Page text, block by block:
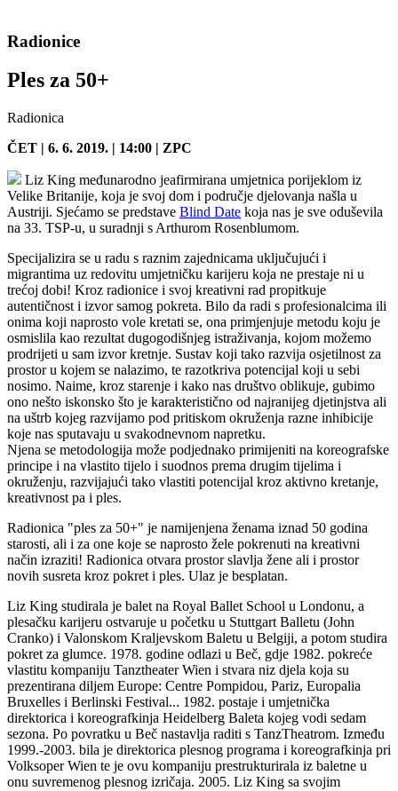
Radionice
Ples za 50+
Radionica
ČET | 6. 6. 2019. | 14:00 | ZPC
Liz King međunarodno jeafirmirana umjetnica porijeklom iz
Velike Britanije, koja je svoj dom i područje djelovanja našla u
Austriji. Sjećamo se predstave Blind Date koja nas je sve oduševila
na 33. TSP-u, u suradnji s Arthurom Rosenblumom.
Specijalizira se u radu s raznim zajednicama uključujući i
migrantima uz redovitu umjetničku karijeru koja ne prestaje ni u
trećoj dobi! Kroz radionice i svoj kreativni rad propitkuje
autentičnost i izvor samog pokreta. Bilo da radi s profesionalcima ili
onima koji naprosto vole kretati se, ona primjenjuje metodu koju je
osmislila kao rezultat dugogodišnjeg istraživanja, kojom možemo
prodrijeti u sam izvor kretnje. Sustav koji tako razvija osjetilnost za
prostor u kojem se nalazimo, te razotkriva potencijal koji u sebi
nosimo. Naime, kroz starenje i kako nas društvo oblikuje, gubimo
ono nešto iskonsko što je karakteristično od najranijeg djetinjstva ali
na uštrb kojeg razvijamo pod pritiskom okruženja razne inhibicije
koje nas sputavaju u svakodnevnom napretku.
Njena se metodologija može podjednako primijeniti na koreografske
principe i na vlastito tijelo i suodnos prema drugim tijelima i
okruženju, razvijajući tako vlastiti potencijal kroz aktivno kretanje,
kreativnost pa i ples.
Radionica "ples za 50+" je namijenjena ženama iznad 50 godina
starosti, ali i za one koje se naprosto žele pokrenuti na kreativni
način izraziti! Radionica otvara prostor slavlja žene ali i prostor
novih susreta kroz pokret i ples. Ulaz je besplatan.
Liz King studirala je balet na Royal Ballet School u Londonu, a
plesačku karijeru ostvaruje u početku u Stuttgart Balletu (John
Cranko) i Valonskom Kraljevskom Baletu u Belgiji, a potom studira
pokret za glumce. 1978. godine odlazi u Beč, gdje 1982. pokreće
vlastitu kompaniju Tanztheater Wien i stvara niz djela koja su
prezentirana diljem Europe: Centre Pompidou, Pariz, Europalia
Bruxelles i Berlinski Festival... 1982. postaje i umjetnička
direktorica i koreografkinja Heidelberg Baleta kojeg vodi sedam
sezona. Po povratku u Beč nastavlja raditi s TanzTheatrom. Između
1999.-2003. bila je direktorica plesnog programa i koreografkinja pri
Volksoper Wien te je ovu kompaniju prestrukturirala iz baletne u
onu suvremenog plesnog izričaja. 2005. Liz King sa svojim